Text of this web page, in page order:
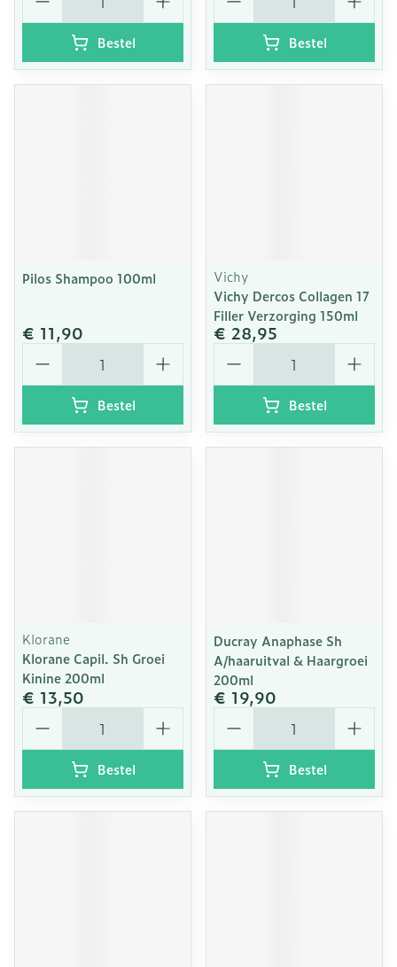
Bestel Bestel
Pilos Shampoo 100ml
€ 11,90
Aantal
Bestel
Vichy
Vichy Dercos Collagen 17
Filler Verzorging 150ml
€ 28,95
Aantal
Bestel
Klorane
Klorane Capil. Sh Groei
Kinine 200ml
€ 13,50
Aantal
Bestel
Ducray Anaphase Sh
A/haaruitval & Haargroei
200ml
€ 19,90
Aantal
Bestel